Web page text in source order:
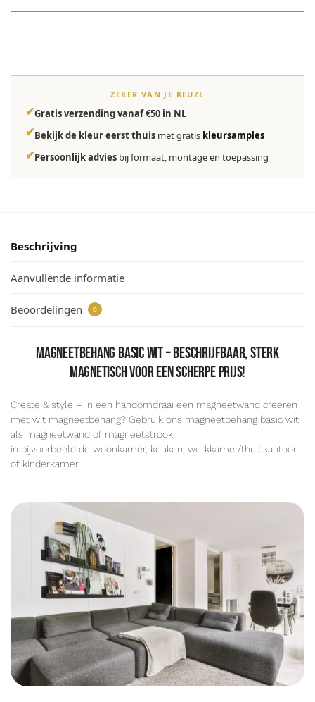
ZEKER VAN JE KEUZE
✔Gratis verzending vanaf €50 in NL
✔Bekijk de kleur eerst thuis met gratis kleursamples
✔Persoonlijk advies bij formaat, montage en toepassing
Beschrijving
Aanvullende informatie
Beoordelingen 0
magneetbehang basic wit – beschrijfbaar, sterk
magnetisch voor een scherpe prijs!
Create & style – In een handomdraai een magneetwand creëren
met wit magneetbehang? Gebruik ons magneetbehang basic wit
als magneetwand of magneetstrook
in bijvoorbeeld de woonkamer, keuken, werkkamer/thuiskantoor
of kinderkamer.